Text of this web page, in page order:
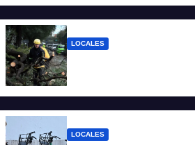
LOCALES
LOCALES